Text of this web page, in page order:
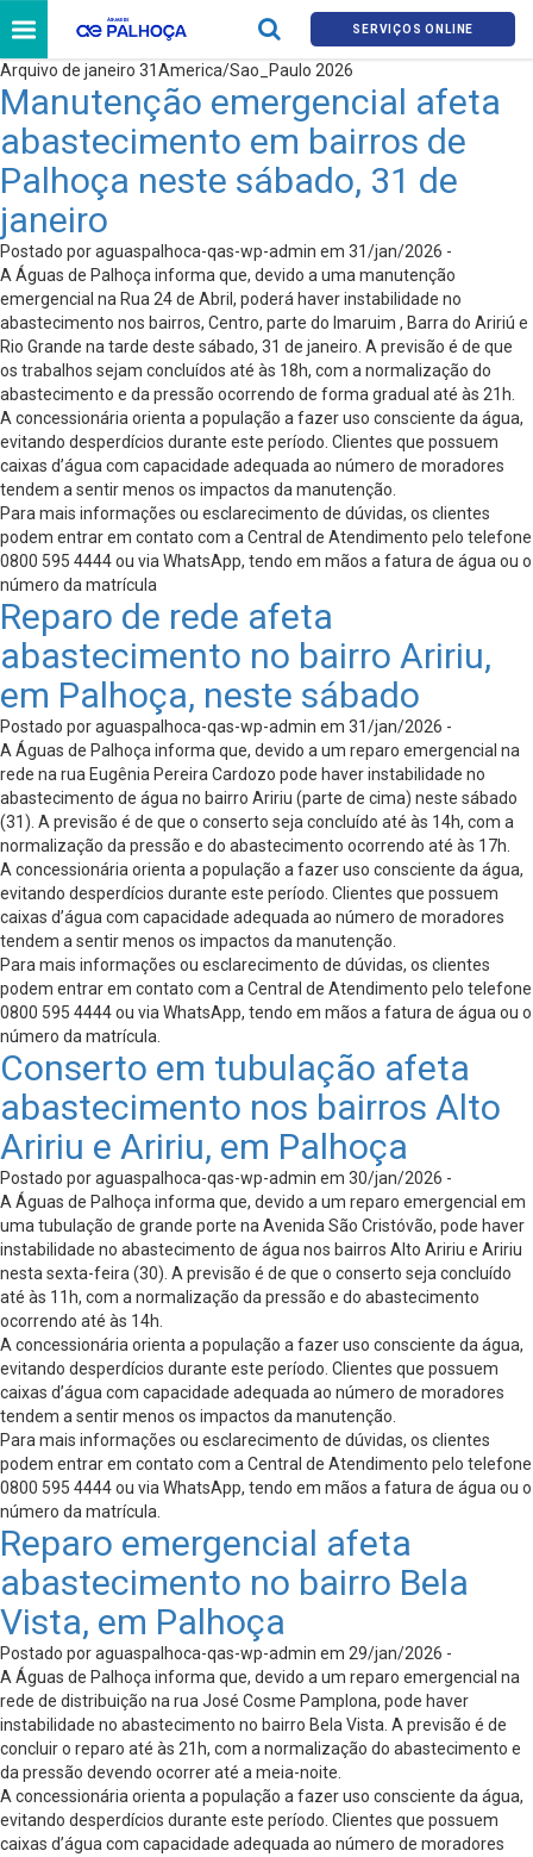
SERVIÇOS ONLINE
Arquivo de janeiro 31America/Sao_Paulo 2026
Manutenção emergencial afeta
abastecimento em bairros de
Palhoça neste sábado, 31 de
janeiro
Postado por aguaspalhoca-qas-wp-admin em 31/jan/2026 -
A Águas de Palhoça informa que, devido a uma manutenção
emergencial na Rua 24 de Abril, poderá haver instabilidade no
abastecimento nos bairros, Centro, parte do Imaruim , Barra do Aririú e
Rio Grande na tarde deste sábado, 31 de janeiro. A previsão é de que
os trabalhos sejam concluídos até às 18h, com a normalização do
abastecimento e da pressão ocorrendo de forma gradual até às 21h.
A concessionária orienta a população a fazer uso consciente da água,
evitando desperdícios durante este período. Clientes que possuem
caixas d’água com capacidade adequada ao número de moradores
tendem a sentir menos os impactos da manutenção.
Para mais informações ou esclarecimento de dúvidas, os clientes
podem entrar em contato com a Central de Atendimento pelo telefone
0800 595 4444 ou via WhatsApp, tendo em mãos a fatura de água ou o
número da matrícula
Reparo de rede afeta
abastecimento no bairro Aririu,
em Palhoça, neste sábado
Postado por aguaspalhoca-qas-wp-admin em 31/jan/2026 -
A Águas de Palhoça informa que, devido a um reparo emergencial na
rede na rua Eugênia Pereira Cardozo pode haver instabilidade no
abastecimento de água no bairro Aririu (parte de cima) neste sábado
(31). A previsão é de que o conserto seja concluído até às 14h, com a
normalização da pressão e do abastecimento ocorrendo até às 17h.
A concessionária orienta a população a fazer uso consciente da água,
evitando desperdícios durante este período. Clientes que possuem
caixas d’água com capacidade adequada ao número de moradores
tendem a sentir menos os impactos da manutenção.
Para mais informações ou esclarecimento de dúvidas, os clientes
podem entrar em contato com a Central de Atendimento pelo telefone
0800 595 4444 ou via WhatsApp, tendo em mãos a fatura de água ou o
número da matrícula.
Conserto em tubulação afeta
abastecimento nos bairros Alto
Aririu e Aririu, em Palhoça
Postado por aguaspalhoca-qas-wp-admin em 30/jan/2026 -
A Águas de Palhoça informa que, devido a um reparo emergencial em
uma tubulação de grande porte na Avenida São Cristóvão, pode haver
instabilidade no abastecimento de água nos bairros Alto Aririu e Aririu
nesta sexta-feira (30). A previsão é de que o conserto seja concluído
até às 11h, com a normalização da pressão e do abastecimento
ocorrendo até às 14h.
A concessionária orienta a população a fazer uso consciente da água,
evitando desperdícios durante este período. Clientes que possuem
caixas d’água com capacidade adequada ao número de moradores
tendem a sentir menos os impactos da manutenção.
Para mais informações ou esclarecimento de dúvidas, os clientes
podem entrar em contato com a Central de Atendimento pelo telefone
0800 595 4444 ou via WhatsApp, tendo em mãos a fatura de água ou o
número da matrícula.
Reparo emergencial afeta
abastecimento no bairro Bela
Vista, em Palhoça
Postado por aguaspalhoca-qas-wp-admin em 29/jan/2026 -
A Águas de Palhoça informa que, devido a um reparo emergencial na
rede de distribuição na rua José Cosme Pamplona, pode haver
instabilidade no abastecimento no bairro Bela Vista. A previsão é de
concluir o reparo até às 21h, com a normalização do abastecimento e
da pressão devendo ocorrer até a meia-noite.
A concessionária orienta a população a fazer uso consciente da água,
evitando desperdícios durante este período. Clientes que possuem
caixas d’água com capacidade adequada ao número de moradores